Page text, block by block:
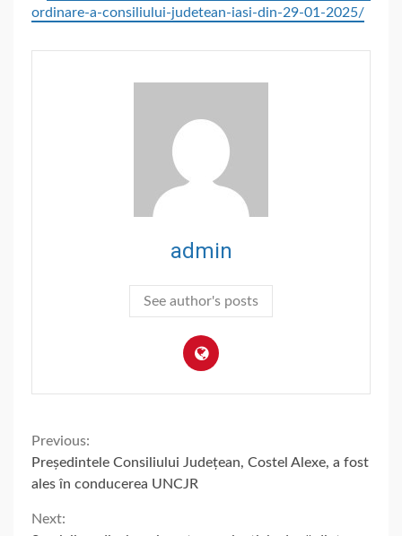
ordinare-a-consiliului-judetean-iasi-din-29-01-2025/
admin
See author's posts
Continue
Reading
Previous:
Președintele Consiliului Județean, Costel Alexe, a fost
ales în conducerea UNCJR
Next: